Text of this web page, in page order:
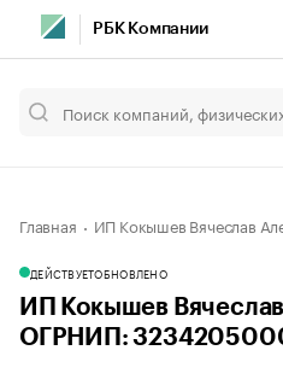
РБК Компании
Главная ИП Кокышев Вячеслав
ДЕЙСТВУЕТОБНОВЛЕНО
ИП Кокышев
ОГРНИП: